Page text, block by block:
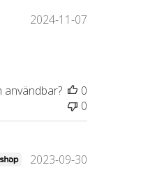
2024-11-07
0
0
2023-09-30